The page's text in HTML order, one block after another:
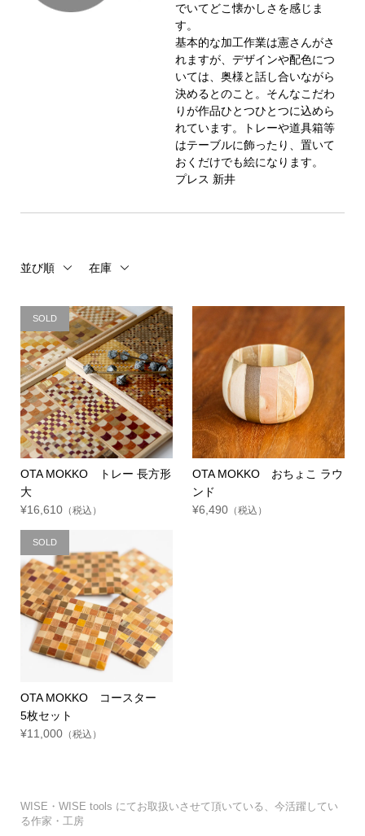
でいてどこ懐かしさを感じま
す。
基本的な加工作業は憲さんがさ
れますが、デザインや配色につ
いては、奥様と話し合いながら
決めるとのこと。そんなこだわ
りが作品ひとつひとつに込めら
れています。トレーや道具箱等
はテーブルに飾ったり、置いて
おくだけでも絵になります。
プレス 新井
並び順 在庫
SOLD
OTA MOKKO トレー 長方形
大
¥16,610（税込）
OTA MOKKO おちょこ ラウ
ンド
¥6,490 （税込）
SOLD
OTA MOKKO コースター
5枚セット
¥11,000（税込）
WISE・WISE tools にてお取扱いさせて頂いている、今活躍してい
る作家・工房